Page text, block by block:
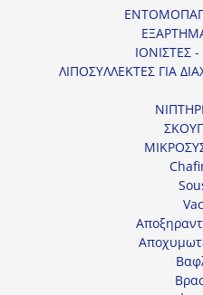
ΙΟΝΙΣΤΕΣ
ΛΙΠΟΣΥΛΛΕΚΤΕΣ ΓΙΑ